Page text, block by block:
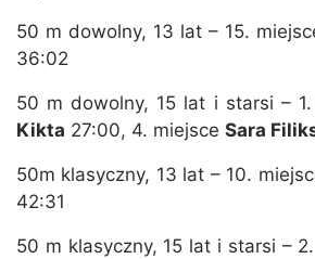
50 m dowolny, 13 lat – 15.
36:02
50 m dowolny, 15 lat i starsi – 1.
Kikta 27:00, 4. miejsce Sara
50m klasyczny, 13 lat – 10.
42:31
50 m klasyczny, 15 lat i starsi –